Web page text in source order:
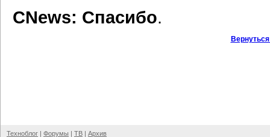
CNews: Спасибо.
Техноблог | Форумы | ТВ | Архив